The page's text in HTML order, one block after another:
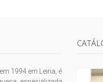
1994 em Leiria, é